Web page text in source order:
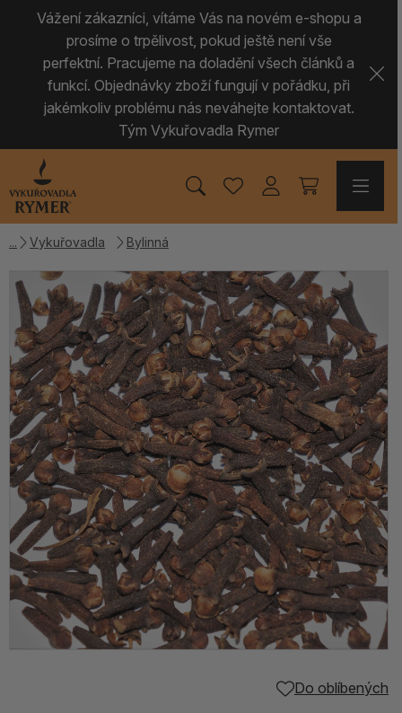
Vážení zákazníci, vítáme Vás na novém e-shopu a
prosíme o trpělivost, pokud ještě není vše
perfektní. Pracujeme na doladění všech článků a
funkcí. Objednávky zboží fungují v pořádku, při
jakémkoliv problému nás neváhejte kontaktovat.
Tým Vykuřovadla Rymer
Vykuřovadla Bylinná
Do oblíbených